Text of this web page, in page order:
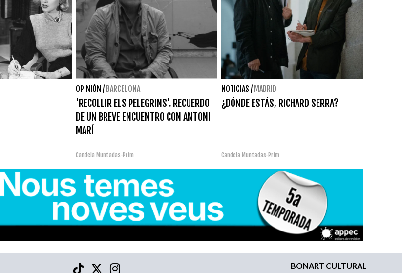
OPINIÓN / BARCELONA
'RECOLLIR ELS PELEGRINS'. RECUERDO
DE UN BREVE ENCUENTRO CON ANTONI
MARÍ
Candela Muntadas-Prim
NOTICIAS / MADRID
¿DÓNDE ESTÁS, RICHARD SERRA?
Candela Muntadas-Prim
BONART CULTURAL